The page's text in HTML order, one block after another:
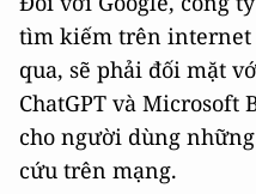
tìm kiếm trên
qua, sẽ phải đối mặt
ChatGPT và Microsoft
cho người dùng
cứu trên mạng.